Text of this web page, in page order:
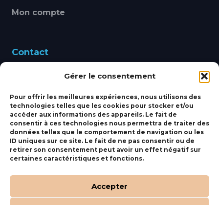
Gérer le consentement
Pour offrir les meilleures expériences, nous utilisons des
technologies telles que les cookies pour stocker et/ou
accéder aux informations des appareils. Le fait de
consentir à ces technologies nous permettra de traiter des
données telles que le comportement de navigation ou les
ID uniques sur ce site. Le fait de ne pas consentir ou de
retirer son consentement peut avoir un effet négatif sur
certaines caractéristiques et fonctions.
Accepter
Mon compte
Contact
460 Avenue Alain Le
bbsmarine@bbs-
marine.fr
Fixe:04 27 50 24 50
Mobile:06 69 44 48 83